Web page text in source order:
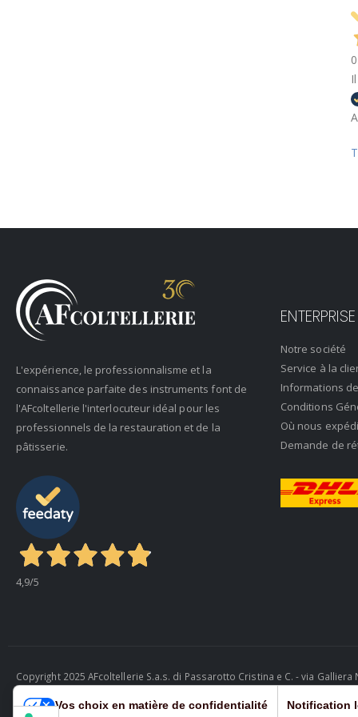
L'expérience, le professionnalisme et la
connaissance parfaite des instruments font de
l'AFcoltellerie l'interlocuteur idéal pour les
professionnels de la restauration et de la
pâtisserie.
4,9/5
ENTERPRISE
Notre société
Service à la
Informations
Conditions
Où nous
Demande de
Copyright 2025 AFcoltellerie S.a.s. di Passarotto Cristina e C. - via
Cosmobile Srl
Vos choix en matière de confidentialité Notification